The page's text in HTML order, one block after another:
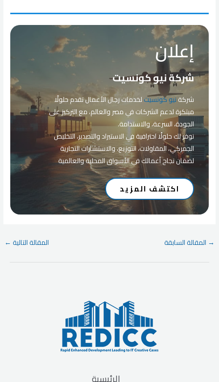
إعلان
شركة نيو كونسيت
شركةنيو كونسيتلخدمات رجال الأعمال تقدم حلولًا
مبتكرة لدعم الشركات في مصر والعالم، مع التركيز على
الجودة، السرعة، والاستدامة.
نوفر لك حلولًا احترافية في الاستيراد والتصدير، التخليص
الجمركي، المقاولات، التوزيع، والاستشارات التجارية
لضمان نجاح أعمالك في الأسواق المحلية والعالمية
اكتشف المزيد
Post
→ المقالة السابقة المقالة التالية←
الرئيسية